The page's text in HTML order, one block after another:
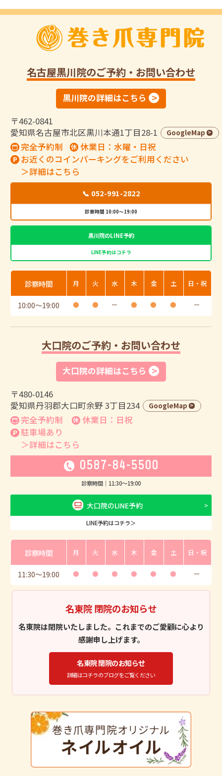
名古屋黒川院のご予約・お問い合わせ
黒川院の詳細はこちら
〒462-0841
愛知県名古屋市北区黒川本通1丁目28-1
GoogleMap
完全予約制
休業日：水曜・日祝
お近くのコインパーキングをご利用ください
＞詳細はこちら
📞 052-991-2822
診察時間 10:00～19:00
黒川院のLINE予約
LINE予約はコチラ
診察時間 月 火 水 木 金 土 日・祝
10:00〜19:00 ● ● ー ● ● ● ー
大口院のご予約・お問い合わせ
大口院の詳細はこちら
〒480-0146
愛知県丹羽郡大口町余野 3丁目234
GoogleMap
完全予約制
休業日：日祝
駐車場あり
＞詳細はこちら
0587-84-5500
診察時間｜ 11:30〜19:00
大口院のLINE予約
LINE予約はコチラ＞
診察時間 月 火 水 木 金 土 日・祝
11:30〜19:00 ● ● ● ● ● ● ー
名東院 閉院のお知らせ
名東院は閉院いたしました。これまでのご愛顧に心より
感謝申し上げます。
名東院 閉院のお知らせ
詳細はコチラのブログをご覧ください